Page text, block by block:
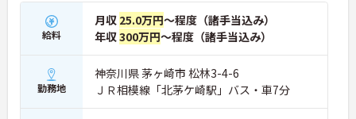
給料
月収 25.0万円～程度（諸手当込み）
年収300万円～程度（諸手当込み）
勤務地
神奈川県 茅ヶ崎市 松林3-4-6
ＪＲ相模線「北茅ケ崎駅」バス・車7分